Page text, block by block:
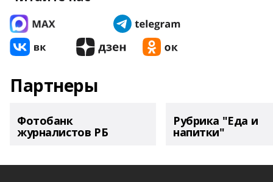
Партнеры
Фотобанк
журналистов РБ
Рубрика "Еда и
напитки"